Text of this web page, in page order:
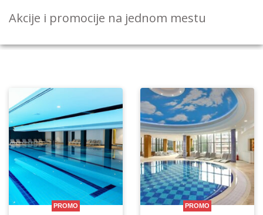
Akcije i promocije na jednom mestu
PROMO PROMO